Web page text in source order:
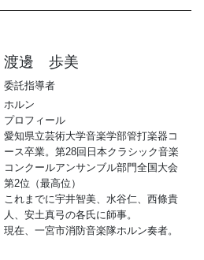
渡邊 歩美
委託指導者
ホルン
プロフィール
愛知県立芸術大学音楽学部管打楽器コ
ース卒業。第28回日本クラシック音楽
コンクールアンサンブル部門全国大会
第2位（最高位）
これまでに宇井智美、水谷仁、西條貴
人、安土真弓の各氏に師事。
現在、一宮市消防音楽隊ホルン奏者。